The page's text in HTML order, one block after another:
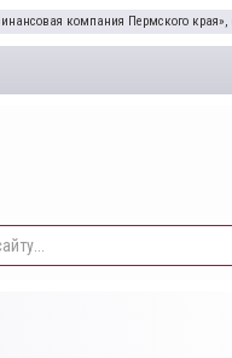
компания Пермского края»,